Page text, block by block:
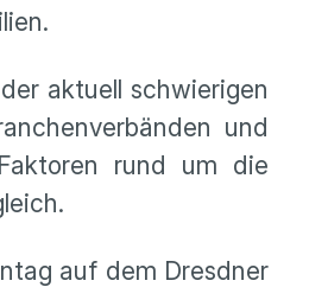
aktuell schwierigen
und
rund um die
auf dem Dresdner